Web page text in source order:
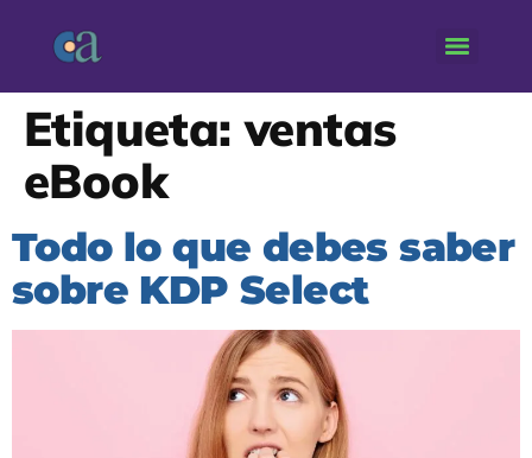
Etiqueta:ventas
eBook
Todo lo que debes saber
sobre KDP Select